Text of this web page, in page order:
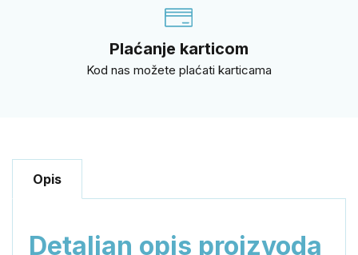
Plaćanje karticom
Kod nas možete plaćati karticama
Opis
Detaljan opis proizvoda